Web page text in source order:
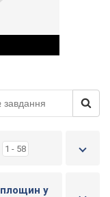
1 - 58
площин у